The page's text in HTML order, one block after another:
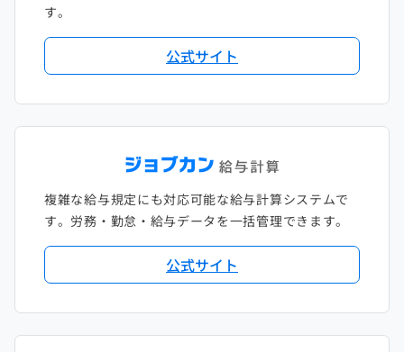
す。
公式サイト
複雑な給与規定にも対応可能な給与計算システムで
す。労務・勤怠・給与データを一括管理できます。
公式サイト